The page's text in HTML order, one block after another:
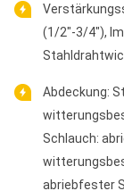
(1/2"-3/4"),
Abdeckung:
Schlauch:
abriebfester